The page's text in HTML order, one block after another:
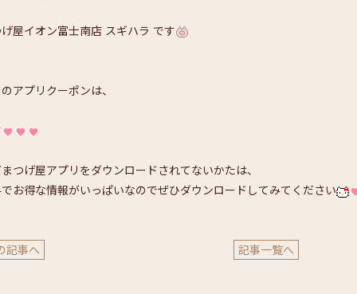
屋イオン富士南店 スギハラ です
アプリクーポンは、
つげ屋アプリをダウンロードされてないかたは、
お得な情報がいっぱいなのでぜひダウンロードしてみてください
記事へ 記事一覧へ